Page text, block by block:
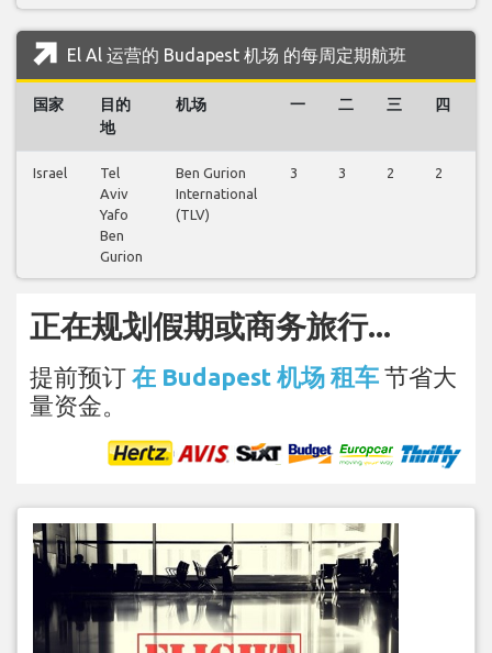
El Al 运营的 Budapest 机场 的每周定期航班
国家
目的
地
机场 一 二 三 四
Israel
Tel
Aviv
Yafo
Ben
Gurion
Ben Gurion
International
(TLV)
3 3 2 2
正在规划假期或商务旅行...
提前预订 在 Budapest 机场 租车 节省大
量资金。